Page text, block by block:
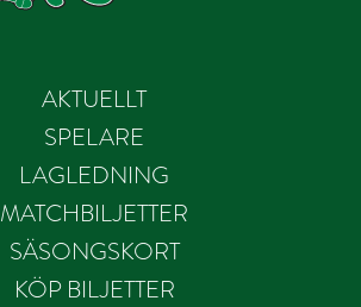
AKTUELLT
SPELARE
LAGLEDNING
MATCHBILJETTER
SÄSONGSKORT
KÖP BILJETTER